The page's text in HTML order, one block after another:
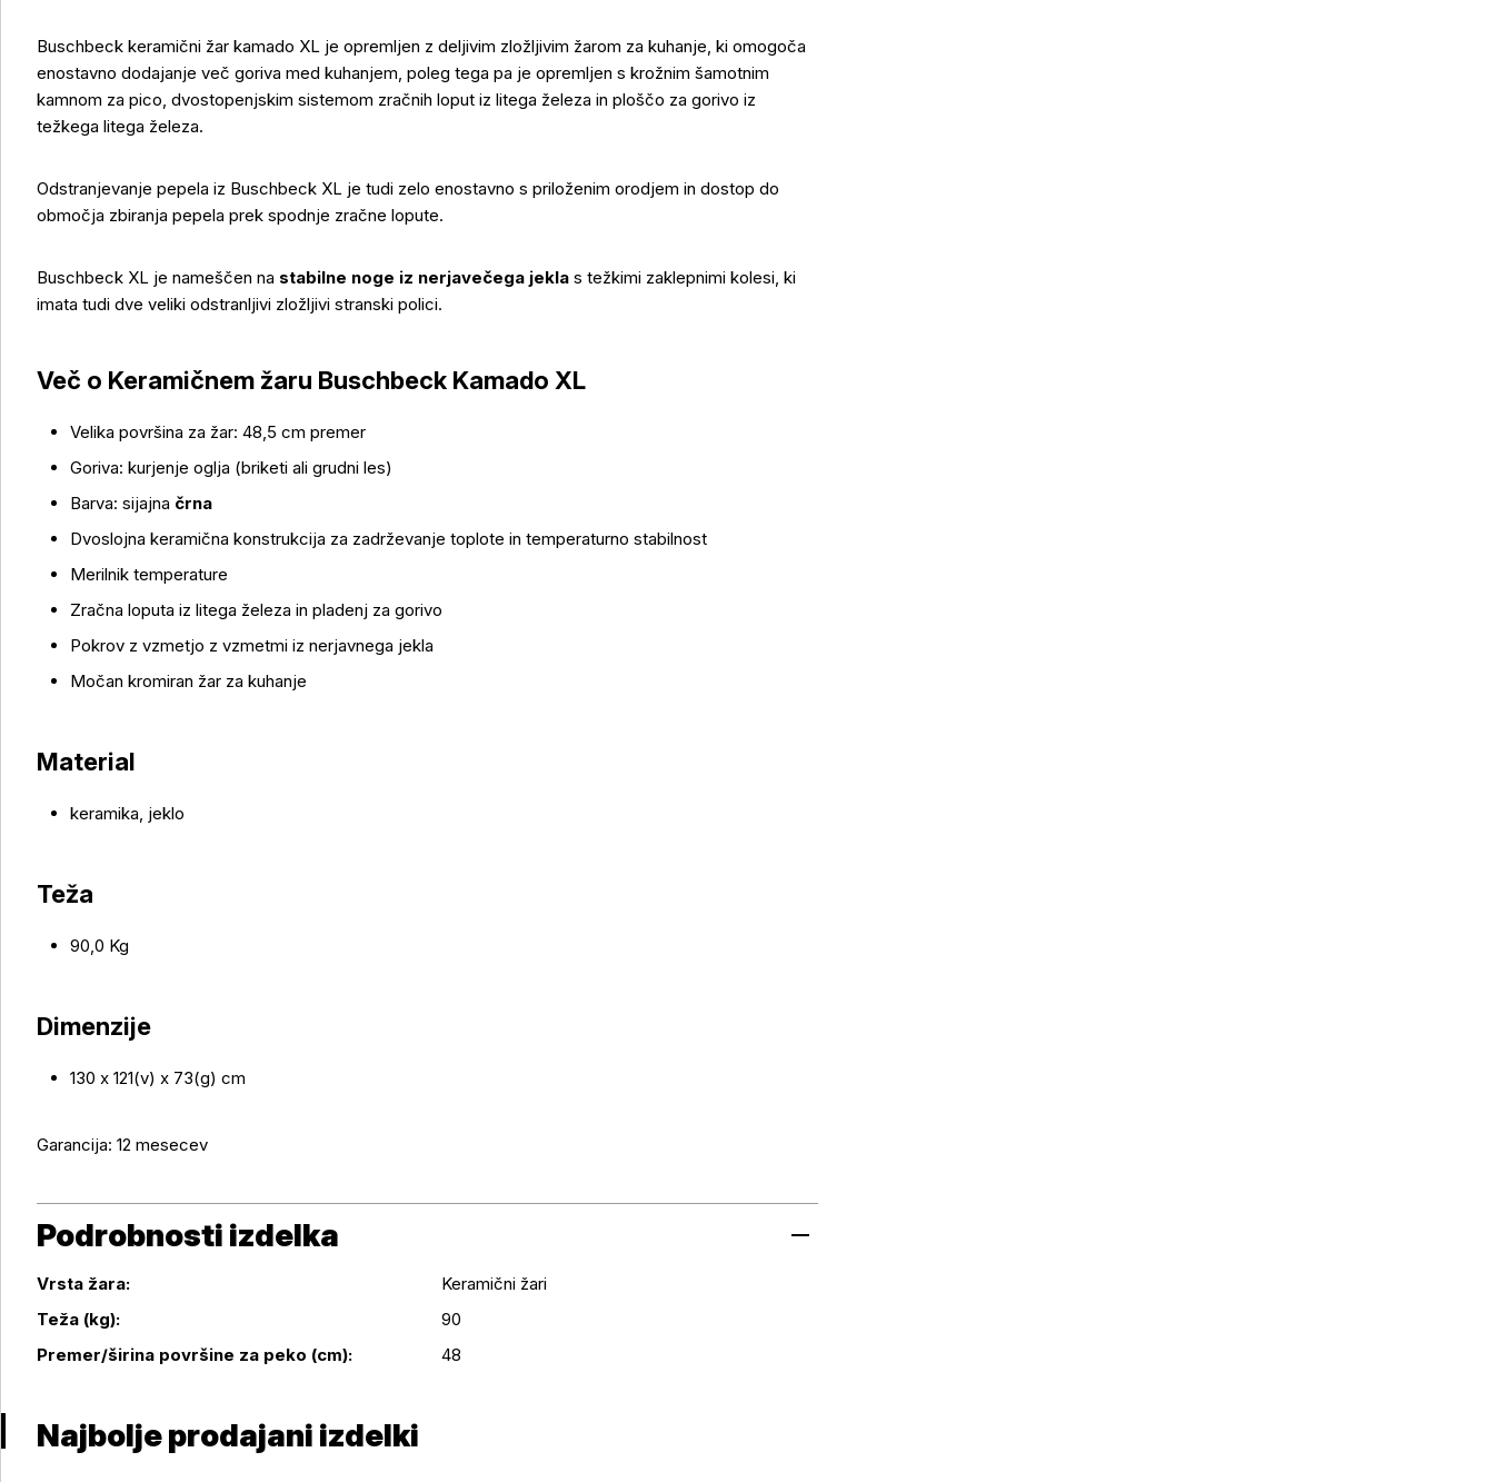
Več o izdelku
Buschbeck keramični žar kamado XL je opremljen z deljivim zložljivim žarom za kuhanje, ki omogoča
enostavno dodajanje več goriva med kuhanjem, poleg tega pa je opremljen s krožnim šamotnim
kamnom za pico, dvostopenjskim sistemom zračnih loput iz litega železa in ploščo za gorivo iz
težkega litega železa.
Odstranjevanje pepela iz Buschbeck XL je tudi zelo enostavno s priloženim orodjem in dostop do
območja zbiranja pepela prek spodnje zračne lopute.
Buschbeck XL je nameščen na stabilne noge iz nerjavečega jekla s težkimi zaklepnimi kolesi, ki
imata tudi dve veliki odstranljivi zložljivi stranski polici.
Več o Keramičnem žaru Buschbeck Kamado XL
Velika površina za žar: 48,5 cm premer
Goriva: kurjenje oglja (briketi ali grudni les)
Barva: sijajna črna
Dvoslojna keramična konstrukcija za zadrževanje toplote in temperaturno stabilnost
Merilnik temperature
Zračna loputa iz litega železa in pladenj za gorivo
Pokrov z vzmetjo z vzmetmi iz nerjavnega jekla
Močan kromiran žar za kuhanje
Material
keramika, jeklo
Teža
90,0 Kg
Dimenzije
130 x 121(v) x 73(g) cm
Garancija: 12 mesecev
Podrobnosti izdelka
Vrsta žara:
Keramični žari
Teža (kg):
90
Premer/širina površine za peko (cm):
48
Najbolje prodajani izdelki